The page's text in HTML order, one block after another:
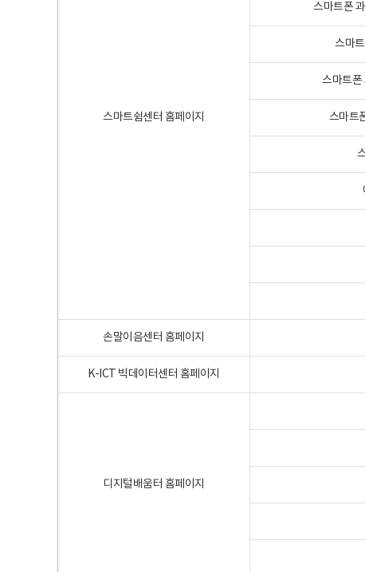
스마트쉼센터 홈페이지
스마트폰
스마
스마트폰
스마트
손말이음센터 홈페이지
K-ICT 빅데이터센터 홈페이지
디지털배움터 홈페이지